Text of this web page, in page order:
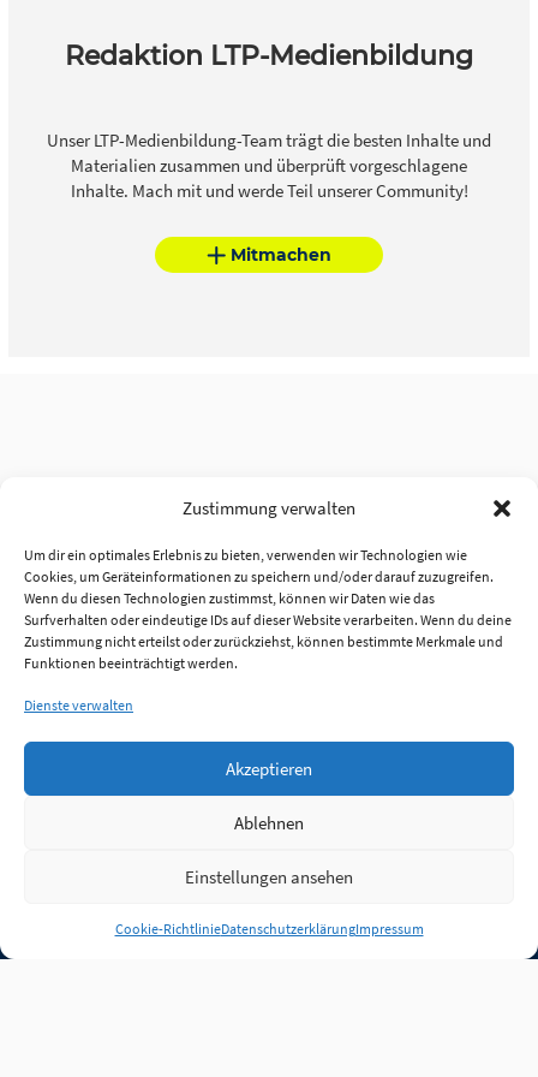
Zustimmung verwalten
Um dir ein optimales Erlebnis zu bieten, verwenden wir Technologien wie
Cookies, um Geräteinformationen zu speichern und/oder darauf zuzugreifen.
Wenn du diesen Technologien zustimmst, können wir Daten wie das
Surfverhalten oder eindeutige IDs auf dieser Website verarbeiten. Wenn du deine
Zustimmung nicht erteilst oder zurückziehst, können bestimmte Merkmale und
Funktionen beeinträchtigt werden.
Dienste verwalten
Akzeptieren
Ablehnen
Einstellungen ansehen
Cookie-RichtlinieDatenschutzerklärungImpressum
Redaktion LTP-Medienbildung
Unser LTP-Medienbildung-Team trägt die besten Inhalte und
Materialien zusammen und überprüft vorgeschlagene
Inhalte. Mach mit und werde Teil unserer Community!
Mitmachen
Anmelden
Jobs Partner FAQ Quellen